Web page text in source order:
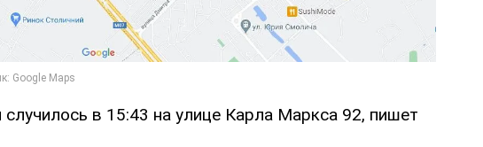
в 15:43 на улице Карла Маркса 92, пишет